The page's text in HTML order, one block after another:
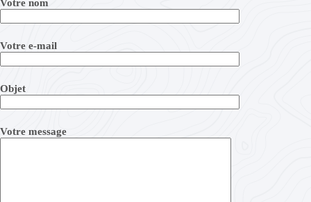
Votre nom
Votre e-mail
Objet
Votre message